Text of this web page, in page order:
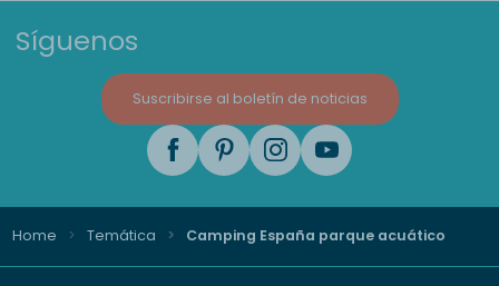
Síguenos
Suscribirse al boletín de noticias
Home Temática Camping España parque acuático